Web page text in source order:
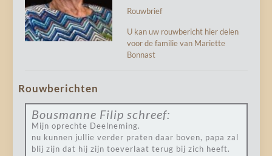
Rouwbrief
U kan uw rouwbericht hier delen
voor de familie van Mariette
Bonnast
Rouwberichten
Bousmanne Filip schreef:
Mijn oprechte Deelneming.
nu kunnen jullie verder praten daar boven, papa zal
blij zijn dat hij zijn toeverlaat terug bij zich heeft.